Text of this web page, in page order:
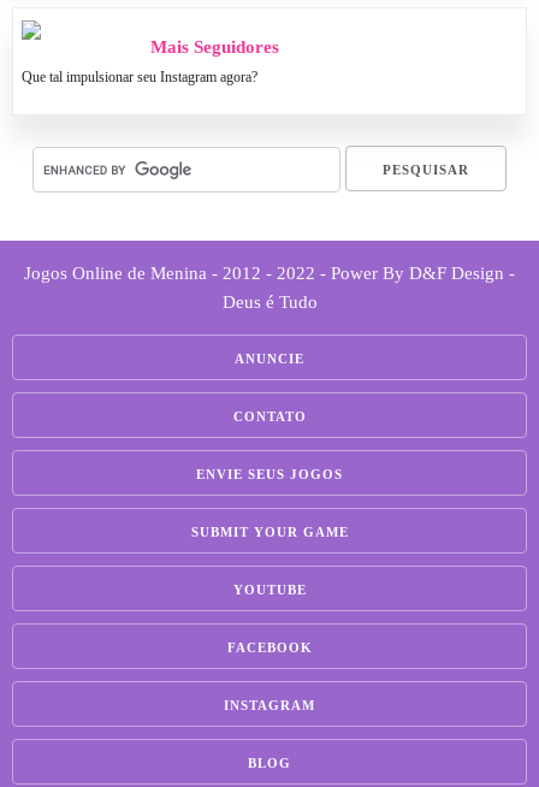
Mais Seguidores
Que tal impulsionar seu Instagram agora?
Jogos Online de Menina - 2012 - 2022 - Power By D&F Design -
Deus é Tudo
ANUNCIE
CONTATO
ENVIE SEUS JOGOS
SUBMIT YOUR GAME
YOUTUBE
FACEBOOK
INSTAGRAM
BLOG